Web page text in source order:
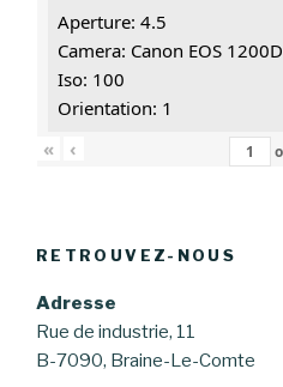
Aperture: 4.5
Camera: Canon EOS 1200D
Iso: 100
Orientation: 1
«
‹
RETROUVEZ-NOUS
Adresse
Rue de industrie, 11
B-7090, Braine-Le-Comte